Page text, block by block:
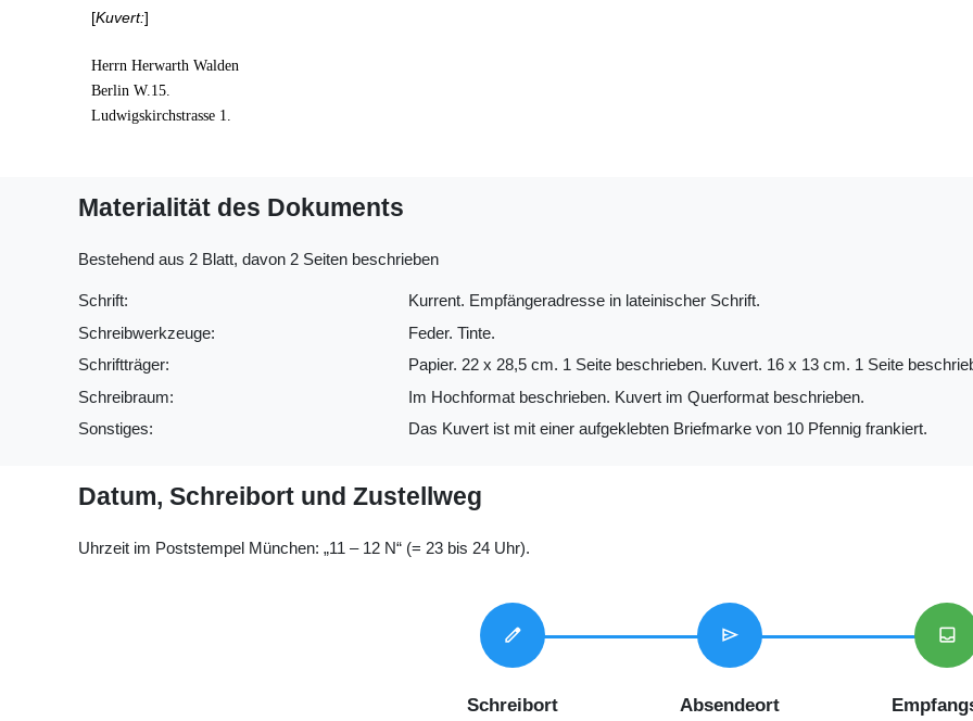
[Kuvert:]
Herrn Herwarth Walden
Berlin W.15.
Ludwigskirchstrasse 1.
Materialität des Dokuments
Bestehend aus 2 Blatt, davon 2 Seiten beschrieben
Schrift:
Kurrent. Empfängeradresse in lateinischer Schrift.
Schreibwerkzeuge:
Feder. Tinte.
Schriftträger:
Papier. 22 x 28,5 cm. 1 Seite beschrieben. Kuvert. 16 x 13 cm. 1 Seite
Schreibraum:
Im Hochformat beschrieben. Kuvert im Querformat beschrieben.
Sonstiges:
Das Kuvert ist mit einer aufgeklebten Briefmarke von 10 Pfennig frankiert.
Datum, Schreibort und Zustellweg
Uhrzeit im Poststempel München: „11 – 12 N“ (= 23 bis 24 Uhr).
edit
Schreibort
send
Absendeort
inbox